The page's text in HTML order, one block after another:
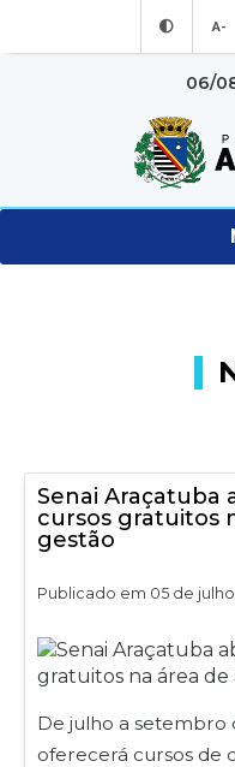
A-
06/
Senai Araçatuba
cursos gratuitos
gestão
Publicado em 05 de julho
De julho a setembro
oferecerá cursos de